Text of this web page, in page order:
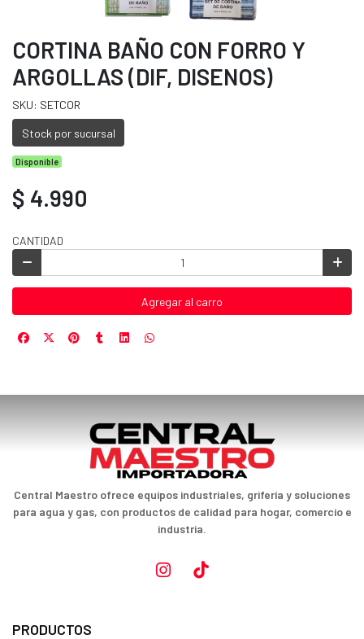
CORTINA BAÑO CON FORRO Y
ARGOLLAS (DIF, DISENOS)
SKU: SETCOR
Stock por sucursal
Disponible
$ 4.990
CANTIDAD
Agregar al carro
Central Maestro ofrece equipos industriales, grifería y soluciones
para agua y gas, con productos de calidad para hogar, comercio e
industria.
PRODUCTOS